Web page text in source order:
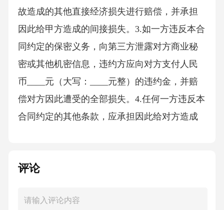
故造成的其他直接经济损失进行赔偿，并承担
因此给甲方造成的间接损失。3.如一方违反本合
同约定的保密义务，向第三方泄露对方商业秘
密或其他机密信息，违约方应向对方支付人民
币____元（大写：____元整）的违约金，并赔
偿对方因此遭受的全部损失。4.任何一方违反本
合同约定的其他条款，应承担因此给对方造成
合同变更本合同的任何变更或补充需经双方书
议作为本合同的组成部分，与本合同具有同等
评论